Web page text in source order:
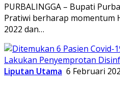
PURBALINGGA – Bupati
Pratiwi berharap momentum
2022 dan…
Liputan Utama 6 Februari